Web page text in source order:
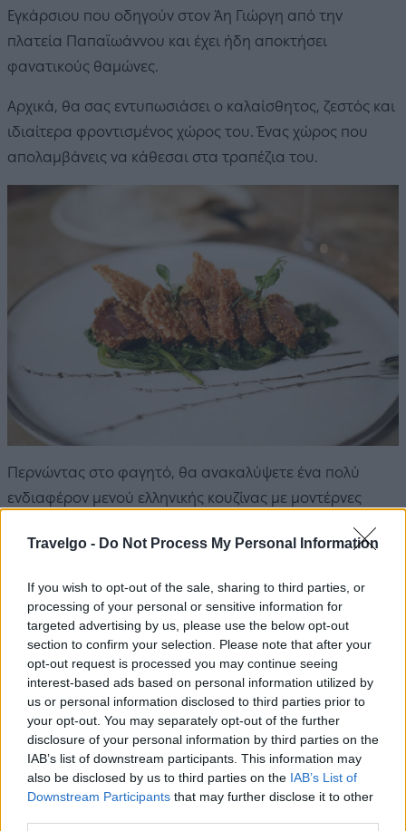
Travelgo - Do Not Process My Personal Information
If you wish to opt-out of the sale, sharing to third parties, or
processing of your personal or sensitive information for
targeted advertising by us, please use the below opt-out
section to confirm your selection. Please note that after your
opt-out request is processed you may continue seeing
interest-based ads based on personal information utilized by
us or personal information disclosed to third parties prior to
your opt-out. You may separately opt-out of the further
disclosure of your personal information by third parties on the
IAB’s list of downstream participants. This information may
also be disclosed by us to third parties on the IAB’s List of
Downstream Participants that may further disclose it to other
Εγκάρσιου που οδηγούν στον Άη Γιώργη από την
πλατεία Παπαϊωάννου και έχει ήδη αποκτήσει
φανατικούς θαμώνες.
Αρχικά, θα σας εντυπωσιάσει ο καλαίσθητος, ζεστός και
ιδιαίτερα φροντισμένος χώρος του. Ένας χώρος που
απολαμβάνεις να κάθεσαι στα τραπέζια του.
Περνώντας στο φαγητό, θα ανακαλύψετε ένα πολύ
ενδιαφέρον μενού ελληνικής κουζίνας με μοντέρνες
με μαγιονέζα από χέλι, η παντζαροσαλάτα
μάγουλα, μανιτάρια και κρέμα γραβιέρας είναι μερικά
μόνο από τα πιάτα που ξεχωρίζουν.